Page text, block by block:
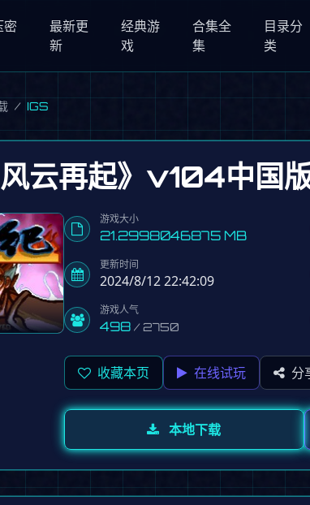
密
最新更
新
经典游
戏
合集全
集
目录分
类
/ IGS
风云再起》v104中
游戏大小
21.2998046875 MB
更新时间
2024/8/12 22:42:09
游戏人气
498/ 2750
收藏本页 在线试玩 分
本地下载